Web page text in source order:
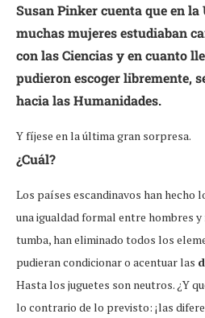
Susan Pinker cuenta que en
muchas mujeres estudiaban
con las Ciencias y en cuanto
pudieron escoger libremente,
hacia las Humanidades.
Y fíjese en la última gran sorpresa.
¿Cuál?
Los países escandinavos han
una igualdad formal entre hombres y
tumba, han eliminado todos los
pudieran condicionar o acentuar las
Hasta los juguetes son neutros. ¿Y
lo contrario de lo previsto: ¡las